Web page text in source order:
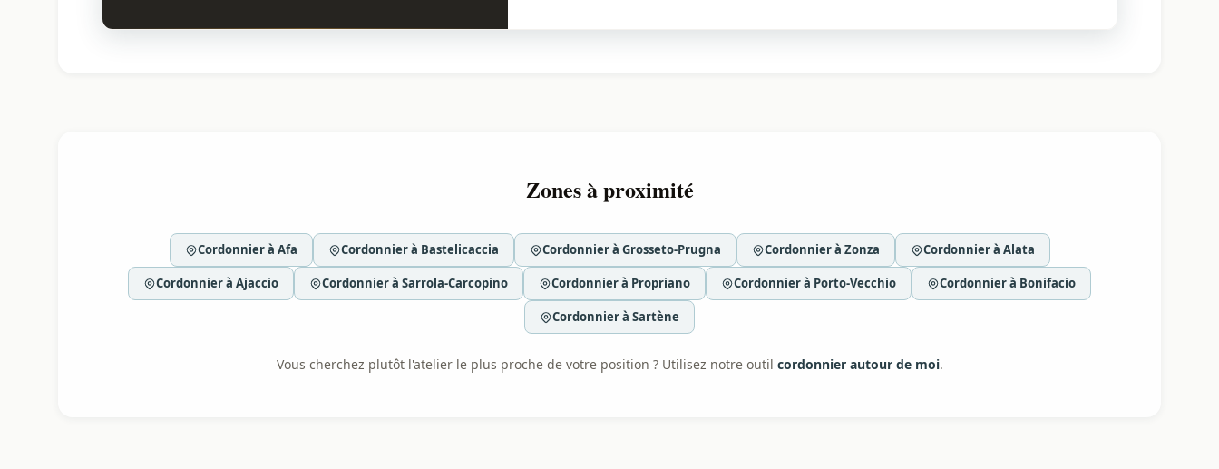
Zones à proximité
Cordonnier à Afa Cordonnier à Bastelicaccia Cordonnier à Grosseto-Prugna Cordonnier à Zonza Cordonnier à Alata
Cordonnier à Ajaccio Cordonnier à Sarrola-Carcopino Cordonnier à Propriano Cordonnier à Porto-Vecchio Cordonnier à Bonifacio
Cordonnier à Sartène
Vous cherchez plutôt l'atelier le plus proche de votre position ? Utilisez notre outil cordonnier autour de moi.